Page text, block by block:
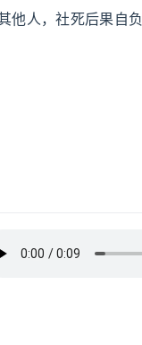
他人，社死后果自负